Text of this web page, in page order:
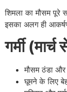
शिमला का मौसम पूरे
इसका अलग ही
गर्मी
मौसम ठंडा और
घूमने के लिए